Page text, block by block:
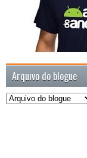
Arquivo do blogue